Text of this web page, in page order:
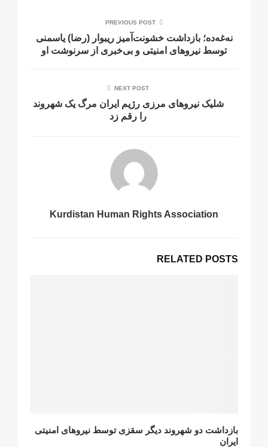
PREVIOUS POST
نەغەدە؛ بازداشت خشونت‌آمیز ریبوار (رضا) یاسمنی
توسط نیروهای امنیتی و بی‌خبری از سرنوشت او
NEXT POST
شلیک نیروهای مرزی رژیم ایران مرگ یک شهروند
را رقم زد
Kurdistan Human Rights Association
RELATED POSTS
بازداشت دو شهروند دیگر سقزی توسط نیروهای امنیتی
ایران